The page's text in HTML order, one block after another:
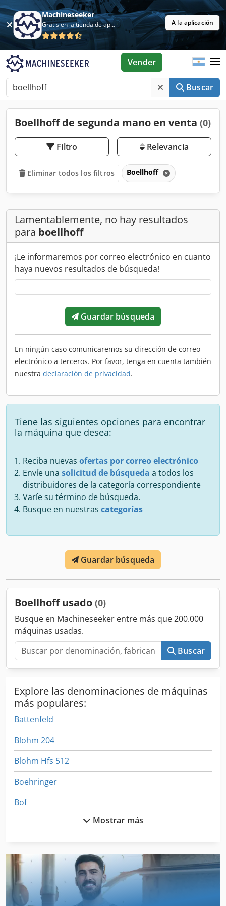
Machineseeker
Gratis en la tienda de aplicaciones A la aplicación
Buscar
Vender
Boellhoff de segunda mano en venta (0)
Filtro Relevancia
Eliminar todos los filtros Boellhoff
Lamentablemente, no hay resultados
para boellhoff
¡Le informaremos por correo electrónico en cuanto
haya nuevos resultados de búsqueda!
Guardar búsqueda
En ningún caso comunicaremos su dirección de correo
electrónico a terceros. Por favor, tenga en cuenta también
nuestra declaración de privacidad.
Tiene las siguientes opciones para encontrar
la máquina que desea:
Reciba nuevas ofertas por correo electrónico
Envíe una solicitud de búsqueda a todos los
distribuidores de la categoría correspondiente
Varíe su término de búsqueda.
Busque en nuestras categorías
Guardar búsqueda
Boellhoff usado (0)
Busque en Machineseeker entre más que 200.000
máquinas usadas.
Buscar
Explore las denominaciones de máquinas
más populares:
Battenfeld
Blohm 204
Blohm Hfs 512
Boehringer
Bof
Bohner
Boley
Mostrar más